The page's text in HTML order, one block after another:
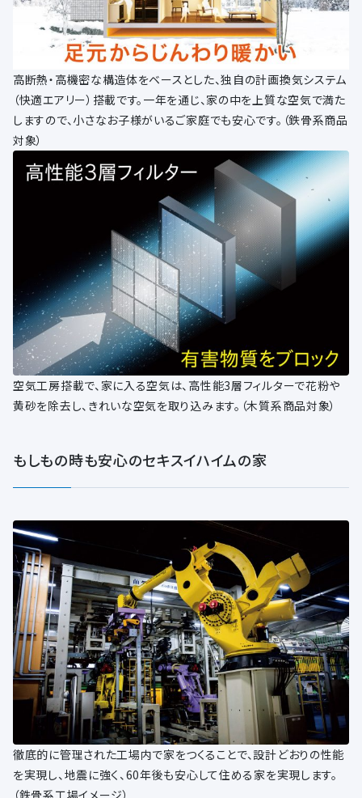
高断熱・高機密な構造体をベースとした、独自の計画換気システム
（快適エアリー）搭載です。一年を通じ、家の中を上質な空気で満た
しますので、小さなお子様がいるご家庭でも安心です。（鉄骨系商品
対象）
空気工房搭載で、家に入る空気は、高性能3層フィルターで花粉や
黄砂を除去し、きれいな空気を取り込みます。（木質系商品対象）
もしもの時も安心のセキスイハイムの家
徹底的に管理された工場内で家をつくることで、設計どおりの性能
を実現し、地震に強く、60年後も安心して住める家を実現します。